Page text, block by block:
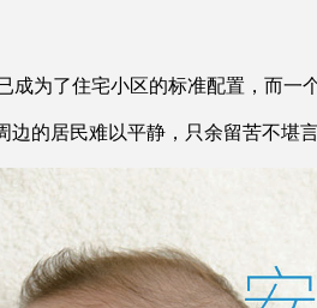
为了住宅小区的标准配置，而一
的居民难以平静，只余留苦不堪